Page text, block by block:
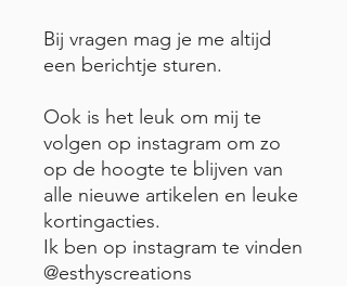
Bij vragen mag je me altijd
een berichtje sturen.
Ook is het leuk om mij te
volgen op instagram om zo
op de hoogte te blijven van
alle nieuwe artikelen en leuke
kortingacties.
Ik ben op instagram te vinden
@esthyscreations